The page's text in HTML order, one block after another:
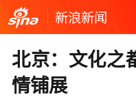
新浪新闻
北京：文化之
情铺展